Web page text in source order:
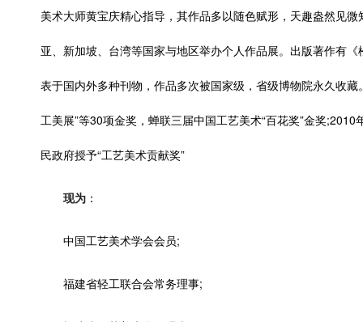
美术大师黄宝庆精心指导，其作品多以随色赋形，天趣盎然见
亚、新加坡、台湾等国家与地区举办个人作品展。出版著作有
表于国内外多种刊物，作品多次被国家级，省级博物院永久收藏
工美展”等30项金奖，蝉联三届中国工艺美术“百花奖”金奖
民政府授予“工艺美术贡献奖”
现为 ：
中国工艺美术学会会员;
福建省轻工联合会常务理事;